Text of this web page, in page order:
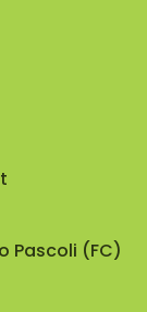
Pascoli (FC)